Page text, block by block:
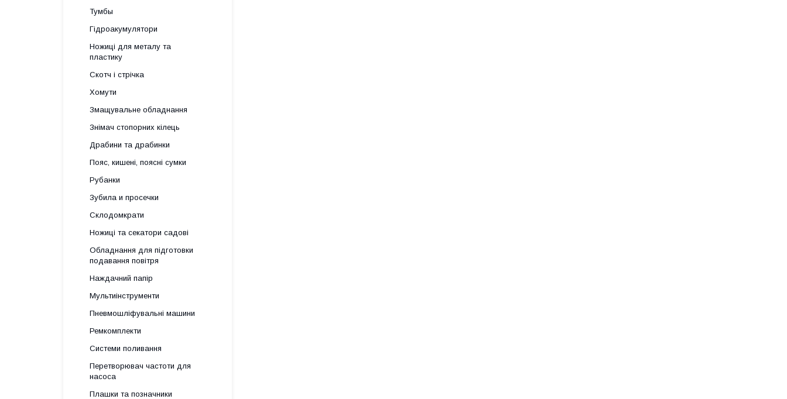
Тумбы
Гідроакумулятори
Ножиці для металу та
пластику
Скотч і стрічка
Хомути
Змащувальне обладнання
Знімач стопорних кілець
Драбини та драбинки
Пояс, кишені, поясні сумки
Рубанки
Зубила и просечки
Склодомкрати
Ножиці та секатори садові
Обладнання для підготовки
подавання повітря
Наждачний папір
Мультиінструменти
Пневмошліфувальні машини
Ремкомплекти
Системи поливання
Перетворювач частоти для
насоса
Плашки та позначники